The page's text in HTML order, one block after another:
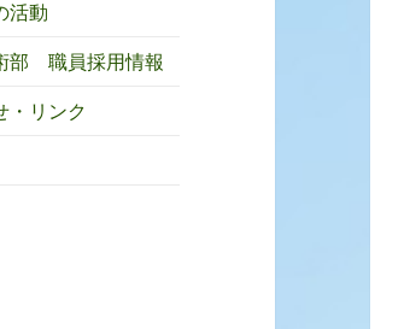
活動
部 職員採用情報
・リンク